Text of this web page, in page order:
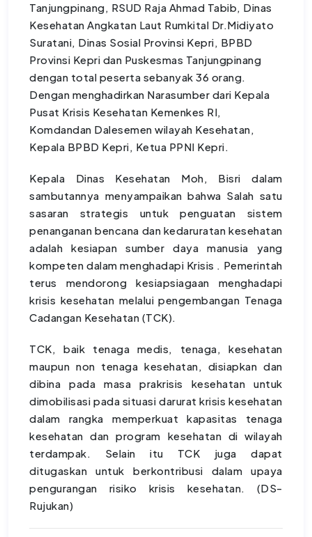
Tanjungpinang, RSUD Raja Ahmad Tabib, Dinas
Kesehatan Angkatan Laut Rumkital Dr.Midiyato
Suratani, Dinas Sosial Provinsi Kepri, BPBD
Provinsi Kepri dan Puskesmas Tanjungpinang
dengan total peserta sebanyak 36 orang.
Dengan menghadirkan Narasumber dari Kepala
Pusat Krisis Kesehatan Kemenkes RI,
Komdandan Dalesemen wilayah Kesehatan,
Kepala BPBD Kepri, Ketua PPNI Kepri.
Kepala Dinas Kesehatan Moh, Bisri dalam
sambutannya menyampaikan bahwa Salah satu
sasaran strategis untuk penguatan sistem
penanganan bencana dan kedaruratan kesehatan
adalah kesiapan sumber daya manusia yang
kompeten dalam menghadapi Krisis . Pemerintah
terus mendorong kesiapsiagaan menghadapi
krisis kesehatan melalui pengembangan Tenaga
Cadangan Kesehatan (TCK).
TCK, baik tenaga medis, tenaga, kesehatan
maupun non tenaga kesehatan, disiapkan dan
dibina pada masa prakrisis kesehatan untuk
dimobilisasi pada situasi darurat krisis kesehatan
dalam rangka memperkuat kapasitas tenaga
kesehatan dan program kesehatan di wilayah
terdampak. Selain itu TCK juga dapat
ditugaskan untuk berkontribusi dalam upaya
pengurangan risiko krisis kesehatan. (DS-
Rujukan)